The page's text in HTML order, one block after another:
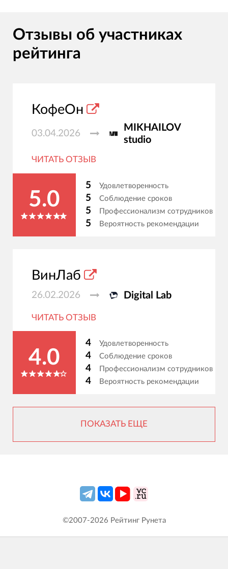
Отзывы об участниках
рейтинга
КофеОн
03.04.2026
MIKHAILOV
studio
ЧИТАТЬ ОТЗЫВ
5.0
5 Удовлетворенность
5 Соблюдение сроков
5 Профессионализм сотрудников
5 Вероятность рекомендации
ВинЛаб
26.02.2026 Digital Lab
ЧИТАТЬ ОТЗЫВ
4.0
4 Удовлетворенность
4 Соблюдение сроков
4 Профессионализм сотрудников
4 Вероятность рекомендации
ПОКАЗАТЬ ЕЩЕ
©2007-2026 Рейтинг Рунета